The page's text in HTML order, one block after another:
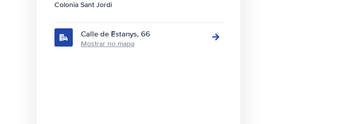
Colonia Sant Jordi
Calle de Estanys, 66
Mostrar no mapa